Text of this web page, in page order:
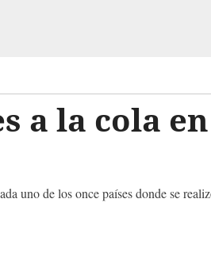
a la cola
uno de los once países donde se